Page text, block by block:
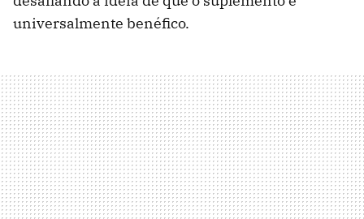
universalmente benéfico.